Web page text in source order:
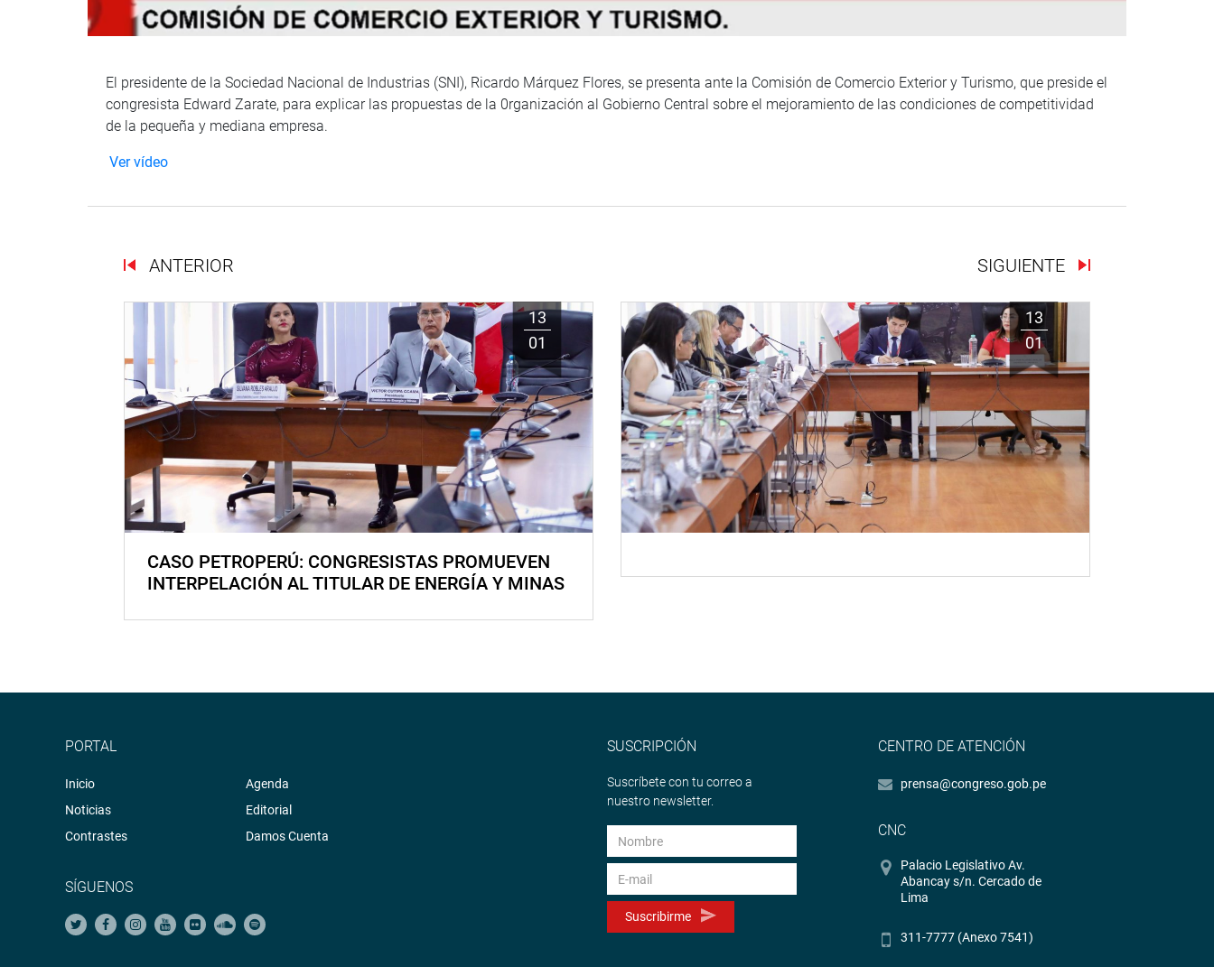
El presidente de la Sociedad Nacional de Industrias (SNI), Ricardo Márquez Flores, se presenta ante la Comisión de Comercio Exterior y Turismo, que preside el
congresista Edward Zarate, para explicar las propuestas de la 0rganización al Gobierno Central sobre el mejoramiento de las condiciones de competitividad
de la pequeña y mediana empresa.
Ver vídeo
ANTERIOR SIGUIENTE
13
01
CASO PETROPERÚ: CONGRESISTAS PROMUEVEN
INTERPELACIÓN AL TITULAR DE ENERGÍA Y MINAS
13
01
PORTAL
Inicio
Noticias
Contrastes
Agenda
Editorial
Damos Cuenta
SÍGUENOS
SUSCRIPCIÓN
Suscríbete con tu correo a
nuestro newsletter.
Suscribirme
CENTRO DE ATENCIÓN
prensa@congreso.gob.pe
CNC
Palacio Legislativo Av.
Abancay s/n. Cercado de
Lima
311-7777 (Anexo 7541)